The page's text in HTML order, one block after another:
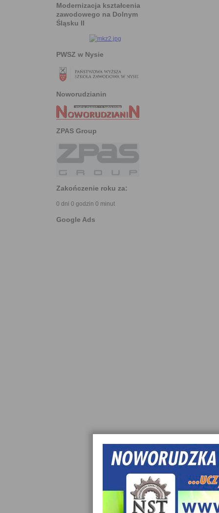
Modernizacja kształcenia
zawodowego na Dolnym
Śląsku II
PWSZ w Nysie
Noworudzianin
ZPAS Group
Zakończenie roku za:
0 dni 0 godzin 0 minut
Google Ads